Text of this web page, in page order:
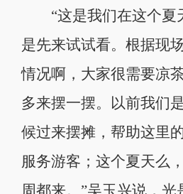
“这是我们在这个夏
是先来试试看。根据现
情况啊，大家很需要凉
多来摆一摆。以前我们
候过来摆摊，帮助这里
服务游客；这个夏天么
周都来。”吴玉兴说，光